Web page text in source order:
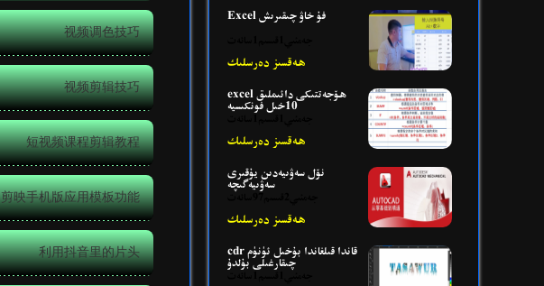
视频调色技巧
视频剪辑技巧
短视频课程剪辑教程
剪映手机版应用模板功能
利用抖音里的片头
Excel فۇ خاۋ چىقىرىش
ھەقسىز دەرسلىك
excel ھۆجەتتىكى دائىملىق
10خىل فونكىسيە
ھەقسىز دەرسلىك
نۆل سەۋىيەدىن يۇقىرى
سەۋىيەگىچە
ھەقسىز دەرسلىك
cdr قاندا قىلغاندا بۇخىل ئۈنۈم
چىقارغىلى بۇلدۇ